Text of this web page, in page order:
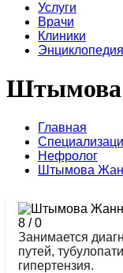
Услуги
Врачи
Клиники
Энциклопедия
Штымова
Главная
Нефролог
Штымова
8 /0
Занимается
путей,
гипертензия.